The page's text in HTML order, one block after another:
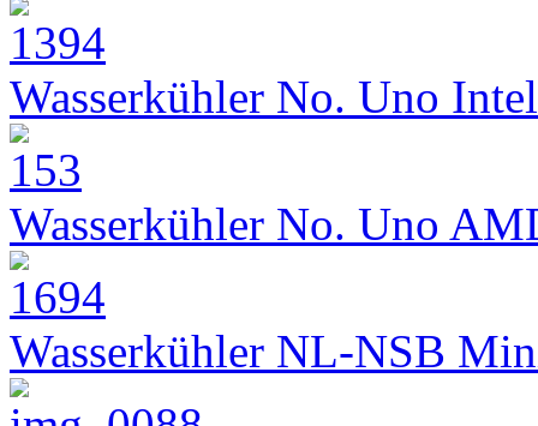
Wasserkühler No. Uno Intel
Wasserkühler No. Uno
Wasserkühler NL-NSB